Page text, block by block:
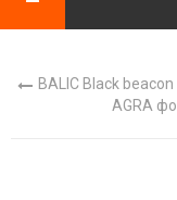
BALIC Black
AGRA